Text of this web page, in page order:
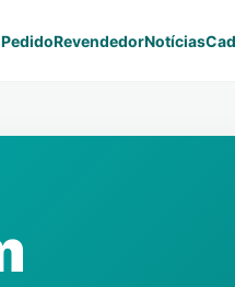
RevendedorNotícias